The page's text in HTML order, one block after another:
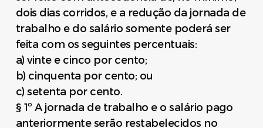
dois dias corridos, e a redução da jornada de
trabalho e do salário somente poderá ser
feita com os seguintes percentuais:
a) vinte e cinco por cento;
b) cinquenta por cento; ou
c) setenta por cento.
§ 1º A jornada de trabalho e o salário pago
anteriormente serão restabelecidos no